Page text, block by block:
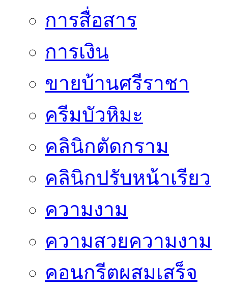
การสื่อสาร
การเงิน
ขายบ้านศรีราชา
ครีมบัวหิมะ
คลินิกตัดกราม
คลินิกปรับหน้าเรียว
ความงาม
ความสวยความงาม
คอนกรีตผสมเสร็จ